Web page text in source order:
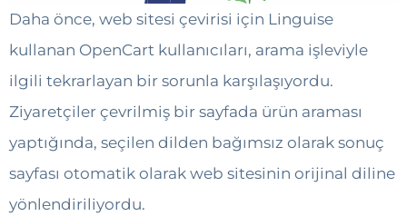
Daha önce, web sitesi çevirisi için Linguise
kullanan OpenCart kullanıcıları, arama işleviyle
ilgili tekrarlayan bir sorunla karşılaşıyordu.
Ziyaretçiler çevrilmiş bir sayfada ürün araması
yaptığında, seçilen dilden bağımsız olarak sonuç
sayfası otomatik olarak web sitesinin orijinal diline
yönlendiriliyordu.